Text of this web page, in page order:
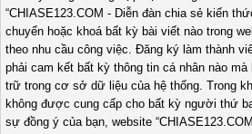
“CHIASE123.COM - Diễn đàn chia sẻ kiến
chuyển hoặc khoá bất kỳ bài viết nào trong
theo nhu cầu công việc. Đăng ký làm thành
phải cam kết bất kỳ thông tin cá nhân nào
trữ trong cơ sở dữ liệu của hệ thống. Trong
không được cung cấp cho bất kỳ người thứ
sự đồng ý của bạn, website